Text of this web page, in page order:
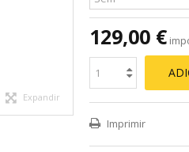
Expandir
129,00 €
Imprimir